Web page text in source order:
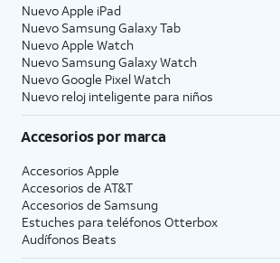
Nuevo Apple iPad
Nuevo Samsung Galaxy Tab
Nuevo Apple Watch
Nuevo Samsung Galaxy Watch
Nuevo Google Pixel Watch
Nuevo reloj inteligente para niños
Accesorios por marca
Accesorios Apple
Accesorios de AT&T
Accesorios de Samsung
Estuches para teléfonos Otterbox
Audífonos Beats